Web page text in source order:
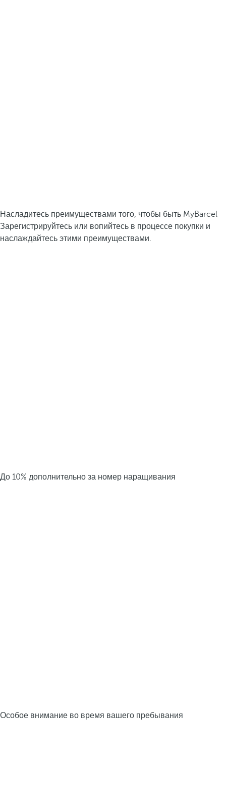
Насладитесь преимуществами того, чтобы быть MyBarcel
Зарегистрируйтесь или вопийтесь в процессе покупки и
наслаждайтесь этими преимуществами.
До 10% дополнительно за номер наращивания
Особое внимание во время вашего пребывания